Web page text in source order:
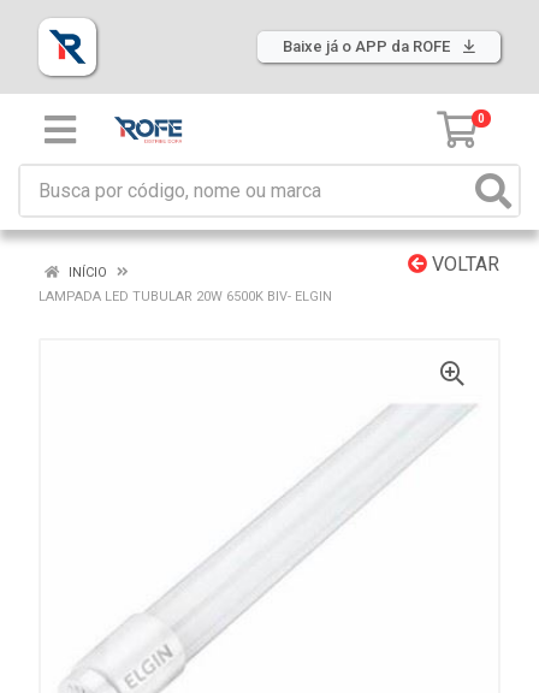
Baixe já o APP da ROFE
0
VOLTAR
INÍCIO
LAMPADA LED TUBULAR 20W 6500K BIV- ELGIN